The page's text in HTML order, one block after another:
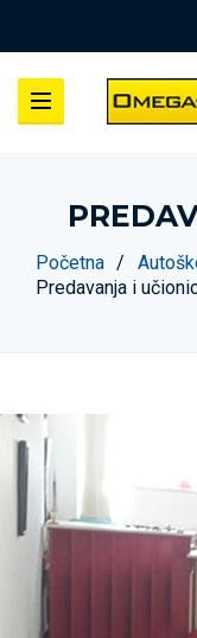
Početna
Predavanja i